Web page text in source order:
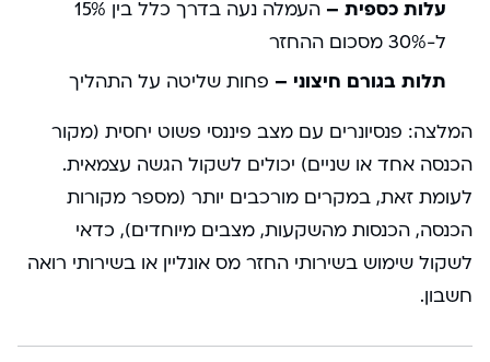
עלות כספית –
העמלה נעה בדרך כלל בין 15%
ל-30% מסכום ההחזר
תלות בגורם חיצוני – פחות שליטה על התהליך
המלצה: פנסיונרים עם מצב פיננסי פשוט יחסית (מקור
הכנסה אחד או שניים) יכולים לשקול הגשה עצמאית.
לעומת זאת, במקרים מורכבים יותר (מספר מקורות
הכנסה, הכנסות מהשקעות, מצבים מיוחדים), כדאי
לשקול שימוש בשירותי החזר מס אונליין או בשירותי רואה
חשבון.